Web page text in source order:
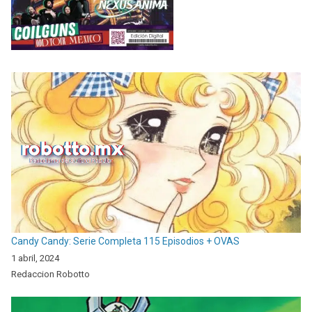
Candy Candy: Serie Completa 115 Episodios + OVAS
1 abril, 2024
Redaccion Robotto